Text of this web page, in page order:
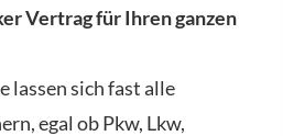
Vertrag für Ihren ganzen
sich fast alle
egal ob Pkw, Lkw,